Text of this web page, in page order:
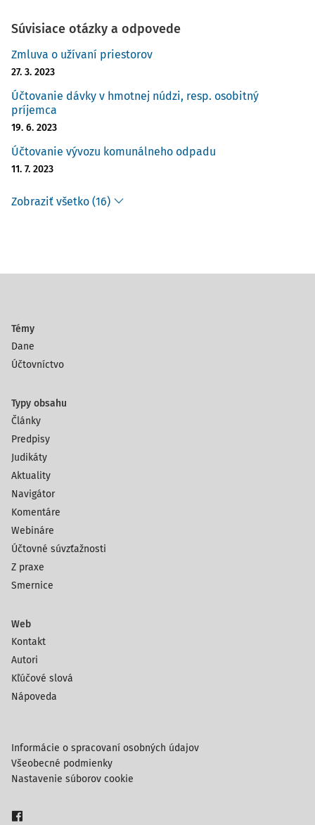
Súvisiace otázky a odpovede
Zmluva o užívaní priestorov
27. 3. 2023
Účtovanie dávky v hmotnej núdzi, resp. osobitný
príjemca
19. 6. 2023
Účtovanie vývozu komunálneho odpadu
11. 7. 2023
Zobraziť všetko (16)
Témy
Dane
Účtovníctvo
Typy obsahu
Články
Predpisy
Judikáty
Aktuality
Navigátor
Komentáre
Webináre
Účtovné súvzťažnosti
Z praxe
Smernice
Web
Kontakt
Autori
Kľúčové slová
Nápoveda
Informácie o spracovaní osobných údajov
Všeobecné podmienky
Nastavenie súborov cookie